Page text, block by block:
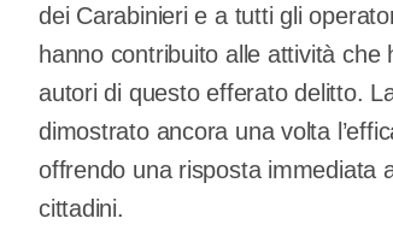
dei Carabinieri e a tutti gli
hanno contribuito alle attività
autori di questo efferato delitto.
dimostrato ancora una volta
offrendo una risposta immediata
cittadini.